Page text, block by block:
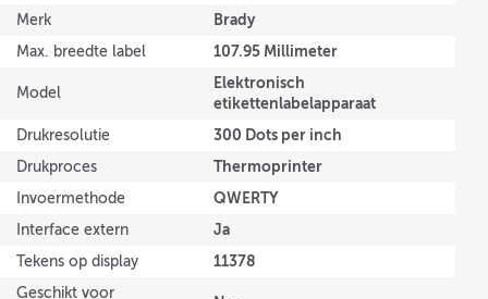
Merk Brady
Max. breedte label 107.95 Millimeter
Model
Elektronisch
etikettenlabelapparaat
Drukresolutie 300 Dots per inch
Drukproces Thermoprinter
Invoermethode QWERTY
Interface extern Ja
Tekens op display 11378
Geschikt voor